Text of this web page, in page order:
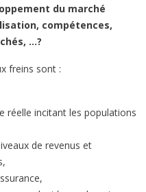
du marché
compétences,
…?
freins sont :
réelle incitant les populations
de revenus et